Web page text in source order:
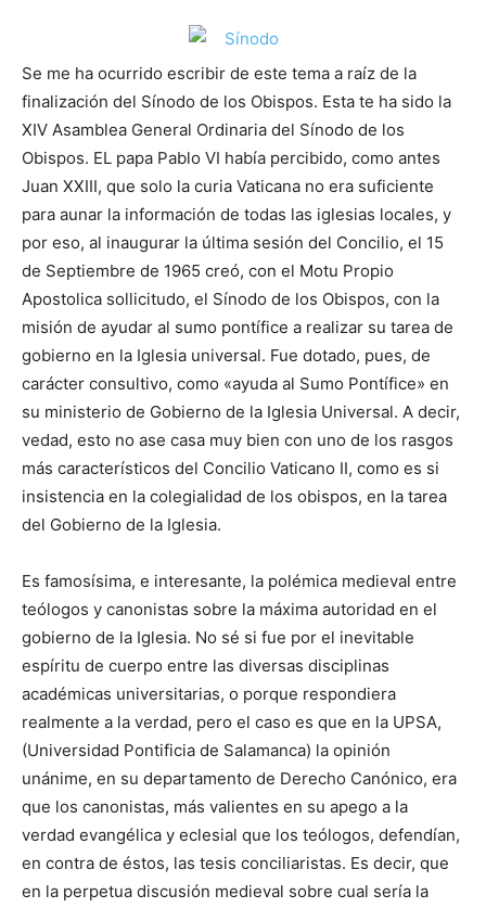
Se me ha ocurrido escribir de este tema a raíz de la
finalización del Sínodo de los Obispos. Esta te ha sido la
XIV Asamblea General Ordinaria del Sínodo de los
Obispos. EL papa Pablo VI había percibido, como antes
Juan XXIII, que solo la curia Vaticana no era suficiente
para aunar la información de todas las iglesias locales, y
por eso, al inaugurar la última sesión del Concilio, el 15
de Septiembre de 1965 creó, con el Motu Propio
Apostolica sollicitudo, el Sínodo de los Obispos, con la
misión de ayudar al sumo pontífice a realizar su tarea de
gobierno en la Iglesia universal. Fue dotado, pues, de
carácter consultivo, como «ayuda al Sumo Pontífice» en
su ministerio de Gobierno de la Iglesia Universal. A decir,
vedad, esto no ase casa muy bien con uno de los rasgos
más característicos del Concilio Vaticano II, como es si
insistencia en la colegialidad de los obispos, en la tarea
del Gobierno de la Iglesia.
Es famosísima, e interesante, la polémica medieval entre
teólogos y canonistas sobre la máxima autoridad en el
gobierno de la Iglesia. No sé si fue por el inevitable
espíritu de cuerpo entre las diversas disciplinas
académicas universitarias, o porque respondiera
realmente a la verdad, pero el caso es que en la UPSA,
(Universidad Pontificia de Salamanca) la opinión
unánime, en su departamento de Derecho Canónico, era
que los canonistas, más valientes en su apego a la
verdad evangélica y eclesial que los teólogos, defendían,
en contra de éstos, las tesis conciliaristas. Es decir, que
en la perpetua discusión medieval sobre cual sería la